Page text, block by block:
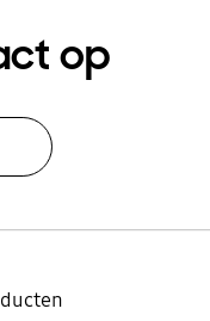
op